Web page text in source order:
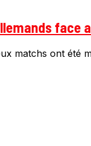
face
matchs ont été